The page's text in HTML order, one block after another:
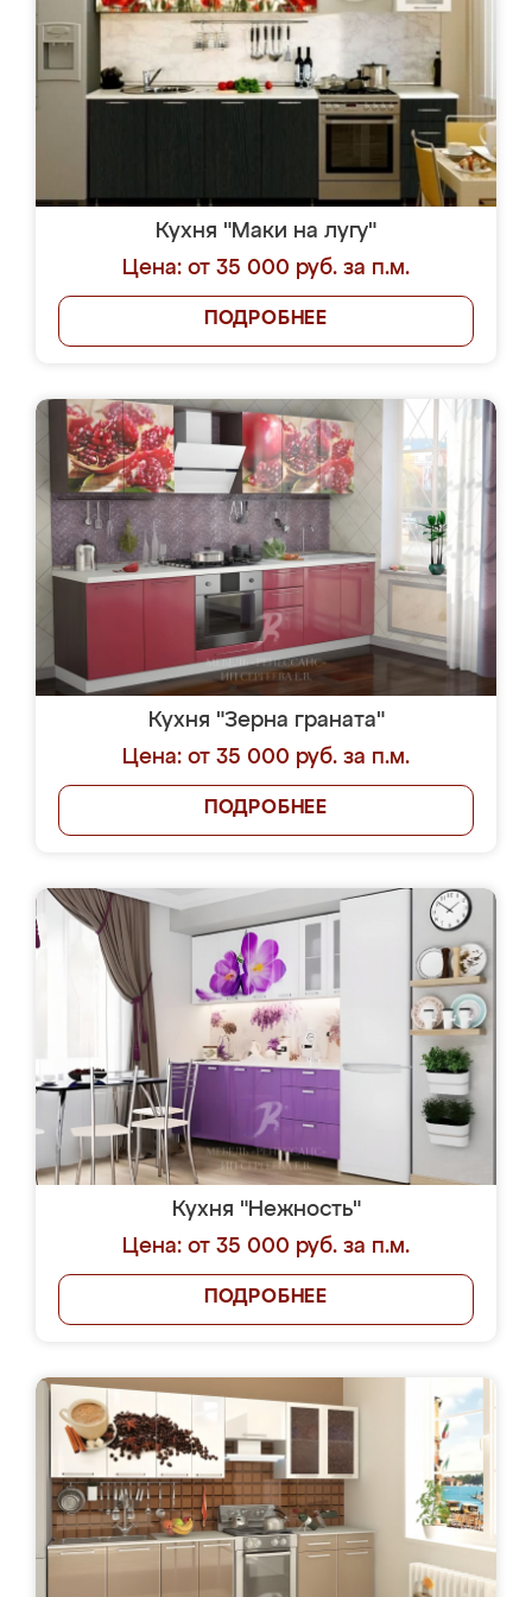
Кухня "Маки на лугу"
Цена: от 35 000 руб. за п.м.
ПОДРОБНЕЕ
Кухня "Зерна граната"
Цена: от 35 000 руб. за п.м.
ПОДРОБНЕЕ
Кухня "Нежность"
Цена: от 35 000 руб. за п.м.
ПОДРОБНЕЕ